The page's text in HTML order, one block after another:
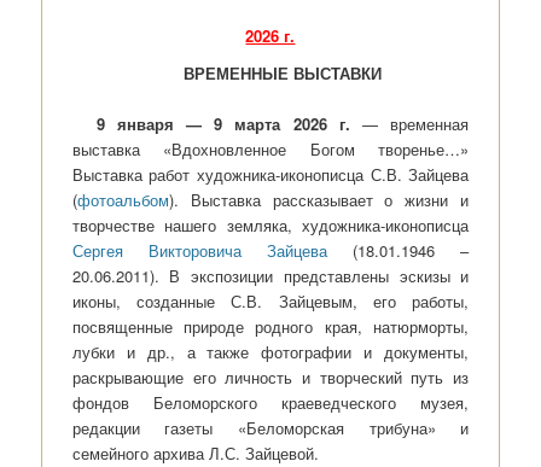
2026 г.
ВРЕМЕННЫЕ ВЫСТАВКИ
9 января — 9 марта 2026 г. — временная
выставка «Вдохновленное Богом творенье…»
Выставка работ художника-иконописца С.В. Зайцева
(фотоальбом). Выставка рассказывает о жизни и
творчестве нашего земляка, художника-иконописца
Сергея Викторовича Зайцева(18.01.1946 –
20.06.2011). В экспозиции представлены эскизы и
иконы, созданные С.В. Зайцевым, его работы,
посвященные природе родного края, натюрморты,
лубки и др., а также фотографии и документы,
раскрывающие его личность и творческий путь из
фондов Беломорского краеведческого музея,
редакции газеты «Беломорская трибуна» и
семейного архива Л.С. Зайцевой.